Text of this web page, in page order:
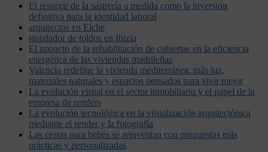
El resurgir de la sastrería a medida como la inversión
definitiva para la identidad laboral
arquitectos en Elche
instalador de toldos en Ibizia
El impacto de la rehabilitación de cubiertas en la eficiencia
energética de las viviendas madrileñas
Valencia redefine la vivienda mediterránea: más luz,
materiales naturales y espacios pensados para vivir mejor
La evolución visual en el sector inmobiliario y el papel de la
empresa de renders
La evolución tecnológica en la visualización arquitectónica
mediante el render y la fotografía
Las cestas para bebés se reinventan con propuestas más
prácticas y personalizadas